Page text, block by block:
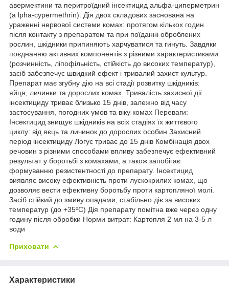
авермектини та перитроїдний інсектицид альфа-циперметрин
(a lpha-cypermethrin). Дія двох складових заснована на
ураженні нервової системи комах: протягом кількох годин
після контакту з препаратом та при поїданні оброблених
рослин, шкідники припиняють харчуватися та гинуть. Завдяки
поєднанню активних компонентів з різними характеристиками
(розчинність, ліпофільність, стійкість до високих температур),
засіб забезпечує швидкий ефект і тривалий захист культур.
Препарат має згубну дію на всі стадії розвитку шкідників:
яйця, личинки та дорослих комах. Тривалість захисної дії
інсектициду триває близько 15 днів, залежно від часу
застосування, погодних умов та віку комах Переваги:
Інсектицид знищує шкідників на всіх стадіях їх життєвого
циклу: від яєць та личинок до дорослих особин Захисний
період інсектициду Логус триває до 15 днів Комбінація двох
речовин з різними способами впливу забезпечує ефективний
результат у боротьбі з комахами, а також запобігає
формуванню резистентності до препарату. Інсектицид
виявляє високу ефективність проти лускокрилих комах, що
дозволяє вести ефективну боротьбу проти картопляної молі.
Засіб стійкий до змиву опадами, стабільно діє за високих
температур (до +35ºC) Дія препарату помітна вже через одну
годину після обробки Норми витрат: Картопля 2 мл на 3-5 л
води
Приховати
Характеристики